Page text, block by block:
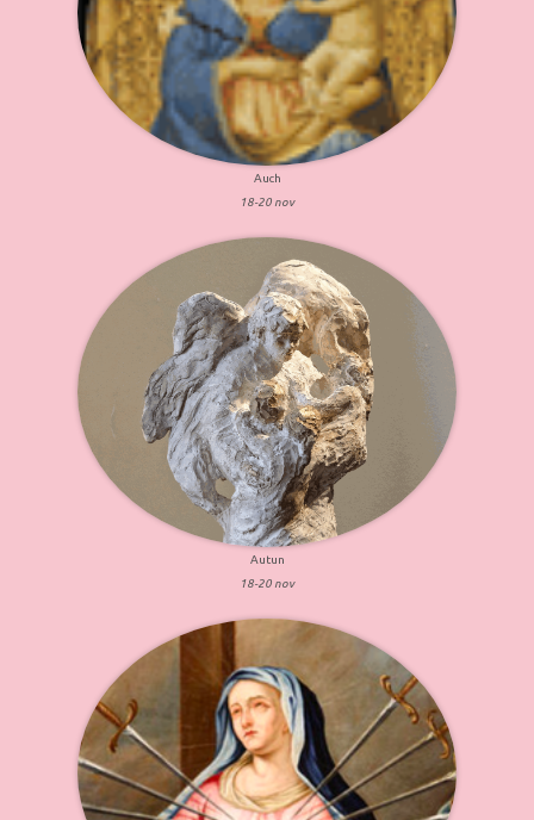
Auch
18-20 nov
Autun
18-20 nov